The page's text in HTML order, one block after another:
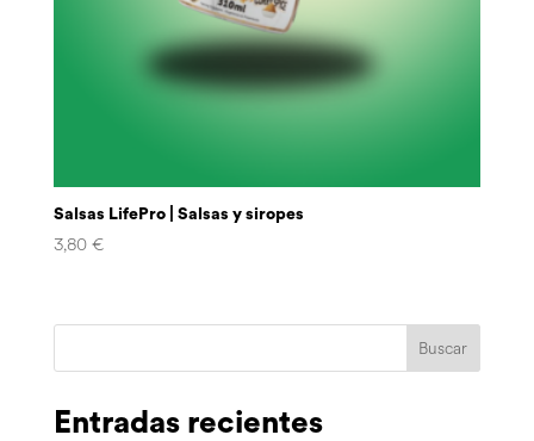
Salsas LifePro | Salsas y siropes
3,80 €
Buscar
Entradas recientes